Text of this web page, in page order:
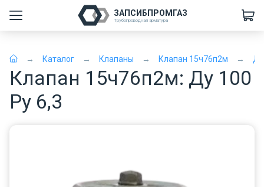
ЗАПСИБПРОМГАЗ
Трубопроводная арматура
Каталог Клапаны Клапан 15ч76п2м
Клапан 15ч76п2м: Ду 100
Ру 6,3